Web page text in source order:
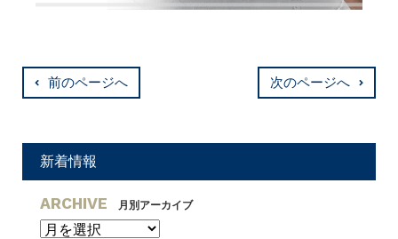
前のページへ 次のページへ
新着情報
ARCHIVE 月別アーカイブ